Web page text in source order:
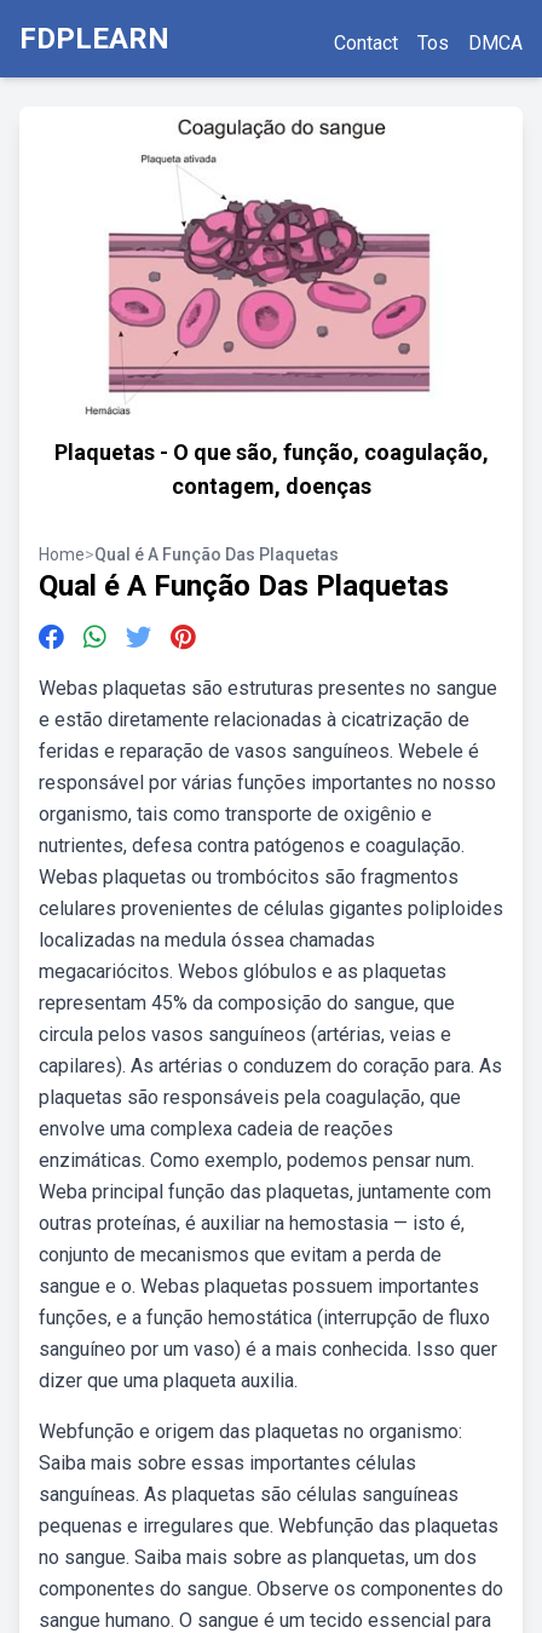
FDPLEARN Contact Tos DMCA
Plaquetas - O que são, função, coagulação,
contagem, doenças
Home>Qual é A Função Das Plaquetas
Qual é A Função Das Plaquetas
Webas plaquetas são estruturas presentes no sangue
e estão diretamente relacionadas à cicatrização de
feridas e reparação de vasos sanguíneos. Webele é
responsável por várias funções importantes no nosso
organismo, tais como transporte de oxigênio e
nutrientes, defesa contra patógenos e coagulação.
Webas plaquetas ou trombócitos são fragmentos
celulares provenientes de células gigantes poliploides
localizadas na medula óssea chamadas
megacariócitos. Webos glóbulos e as plaquetas
representam 45% da composição do sangue, que
circula pelos vasos sanguíneos (artérias, veias e
capilares). As artérias o conduzem do coração para. As
plaquetas são responsáveis pela coagulação, que
envolve uma complexa cadeia de reações
enzimáticas. Como exemplo, podemos pensar num.
Weba principal função das plaquetas, juntamente com
outras proteínas, é auxiliar na hemostasia — isto é,
conjunto de mecanismos que evitam a perda de
sangue e o. Webas plaquetas possuem importantes
funções, e a função hemostática (interrupção de fluxo
sanguíneo por um vaso) é a mais conhecida. Isso quer
dizer que uma plaqueta auxilia.
Webfunção e origem das plaquetas no organismo:
Saiba mais sobre essas importantes células
sanguíneas. As plaquetas são células sanguíneas
pequenas e irregulares que. Webfunção das plaquetas
no sangue. Saiba mais sobre as planquetas, um dos
componentes do sangue. Observe os componentes do
sangue humano. O sangue é um tecido essencial para